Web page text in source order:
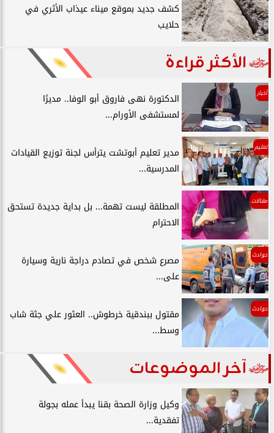
كشف جديد بموقع ميناء عيذاب الأثري في
حلايب
الأكثر قراءة
أخبار
الدكتورة نهى فاروق أبو الوفا.. مديرًا
لمستشفى الأورام...
تعليم
مدير تعليم أبوتشت يترأس لجنة توزيع القيادات
المدرسية...
مقالات
المطلقة ليست تهمة... بل بداية جديدة تستحق
الاحترام
حوادث
مصرع شخص في تصادم دراجة نارية وسيارة
على...
حوادث
مقتول ببندقية خرطوش.. العثور علي جثة شاب
وسط...
آخر الموضوعات
وكيل وزارة الصحة بقنا يبدأ عمله بجولة
تفقدية...